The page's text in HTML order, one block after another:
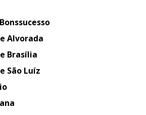
Alvorada
Brasília
São Luíz